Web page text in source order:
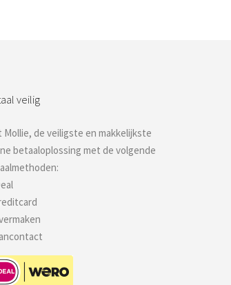
veilig
Mollie, de veiligste en makkelijkste
betaaloplossing met de volgende